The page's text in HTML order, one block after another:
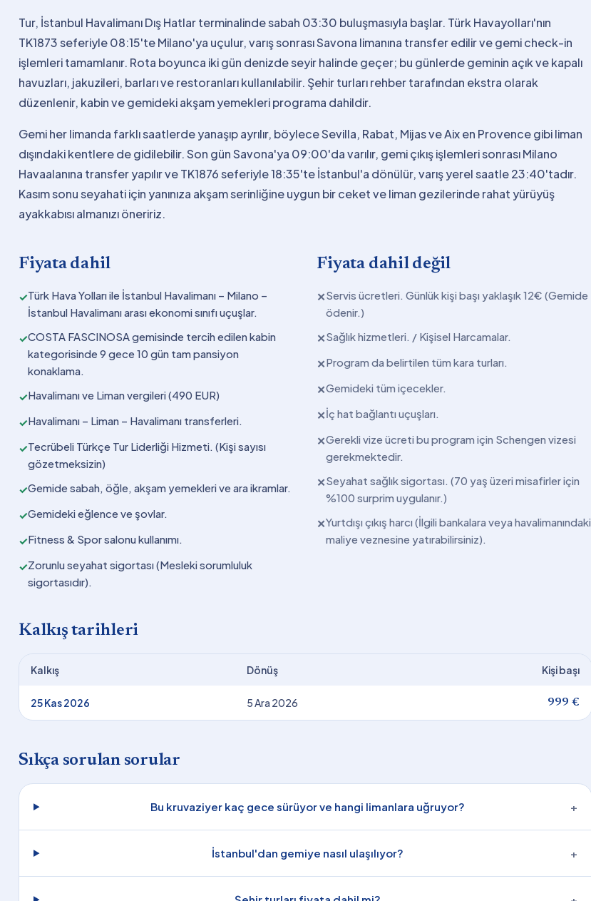
Tur, İstanbul Havalimanı Dış Hatlar terminalinde sabah 03:30 buluşmasıyla başlar. Türk Havayolları'nın
TK1873 seferiyle 08:15'te Milano'ya uçulur, varış sonrası Savona limanına transfer edilir ve gemi check-in
işlemleri tamamlanır. Rota boyunca iki gün denizde seyir halinde geçer; bu günlerde geminin açık ve kapalı
havuzları, jakuzileri, barları ve restoranları kullanılabilir. Şehir turları rehber tarafından ekstra olarak
düzenlenir, kabin ve gemideki akşam yemekleri programa dahildir.
Gemi her limanda farklı saatlerde yanaşıp ayrılır, böylece Sevilla, Rabat, Mijas ve Aix en Provence gibi liman
dışındaki kentlere de gidilebilir. Son gün Savona'ya 09:00'da varılır, gemi çıkış işlemleri sonrası Milano
Havaalanına transfer yapılır ve TK1876 seferiyle 18:35'te İstanbul'a dönülür, varış yerel saatle 23:40'tadır.
Kasım sonu seyahati için yanınıza akşam serinliğine uygun bir ceket ve liman gezilerinde rahat yürüyüş
ayakkabısı almanızı öneririz.
Fiyata dahil
✓Türk Hava Yolları ile İstanbul Havalimanı – Milano –
İstanbul Havalimanı arası ekonomi sınıfı uçuşlar.
✓COSTA FASCINOSA gemisinde tercih edilen kabin
kategorisinde 9 gece 10 gün tam pansiyon
konaklama.
✓Havalimanı ve Liman vergileri (490 EUR)
✓Havalimanı – Liman – Havalimanı transferleri.
✓Tecrübeli Türkçe Tur Liderliği Hizmeti. (Kişi sayısı
gözetmeksizin)
✓Gemide sabah, öğle, akşam yemekleri ve ara ikramlar.
✓Gemideki eğlence ve şovlar.
✓Fitness & Spor salonu kullanımı.
✓Zorunlu seyahat sigortası (Mesleki sorumluluk
sigortasıdır).
Fiyata dahil değil
✕Servis ücretleri. Günlük kişi başı yaklaşık 12€ (Gemide
ödenir.)
✕Sağlık hizmetleri. / Kişisel Harcamalar.
✕Program da belirtilen tüm kara turları.
✕Gemideki tüm içecekler.
✕İç hat bağlantı uçuşları.
✕Gerekli vize ücreti bu program için Schengen vizesi
gerekmektedir.
✕Seyahat sağlık sigortası. (70 yaş üzeri misafirler için
%100 surprim uygulanır.)
✕Yurtdışı çıkış harcı (İlgili bankalara veya havalimanındaki
maliye veznesine yatırabilirsiniz).
Kalkış tarihleri
Kalkış Dönüş Kişi başı
25 Kas 2026 5 Ara 2026 999 €
Sıkça sorulan sorular
Bu kruvaziyer kaç gece sürüyor ve hangi limanlara uğruyor? +
İstanbul'dan gemiye nasıl ulaşılıyor? +